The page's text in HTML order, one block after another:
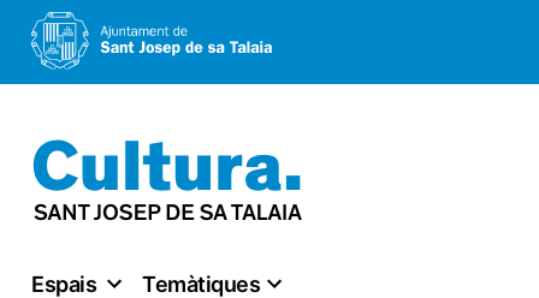
al
contingut
Espais Temàtiques